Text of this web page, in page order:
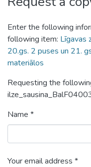
Enter the following
following item: Līgavas
20.gs. 2 puses un 21.
materiālos
Requesting the
Name *
Your email address *